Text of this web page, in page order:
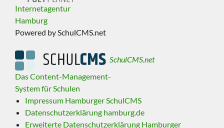
Internetagentur
Hamburg
Powered by SchulCMS.net
SchulCMS.net
Das Content-Management-
System für Schulen
Impressum Hamburger SchulCMS
Datenschutzerklärung hamburg.de
Erweiterte Datenschutzerklärung Hamburger